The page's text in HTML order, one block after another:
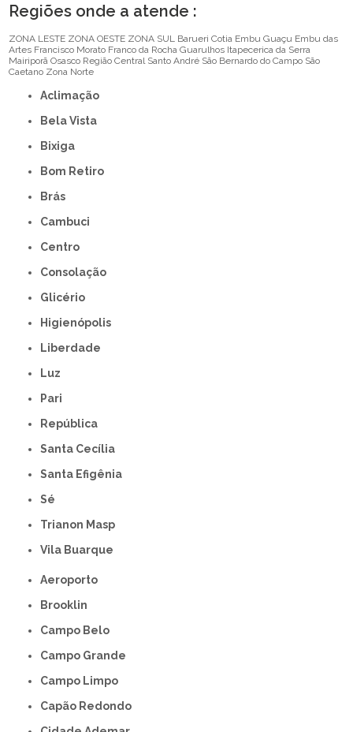
Regiões onde a atende :
ZONA LESTE ZONA OESTE ZONA SUL Barueri Cotia Embu Guaçu Embu das
Artes Francisco Morato Franco da Rocha Guarulhos Itapecerica da Serra
Mairiporã Osasco Região Central Santo André São Bernardo do Campo São
Caetano Zona Norte
Aclimação
Bela Vista
Bixiga
Bom Retiro
Brás
Cambuci
Centro
Consolação
Glicério
Higienópolis
Liberdade
Luz
Pari
República
Santa Cecília
Santa Efigênia
Sé
Trianon Masp
Vila Buarque
Aeroporto
Brooklin
Campo Belo
Campo Grande
Campo Limpo
Capão Redondo